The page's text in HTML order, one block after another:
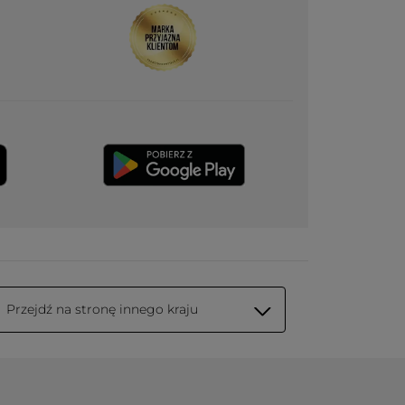
Przejdź na stronę innego kraju